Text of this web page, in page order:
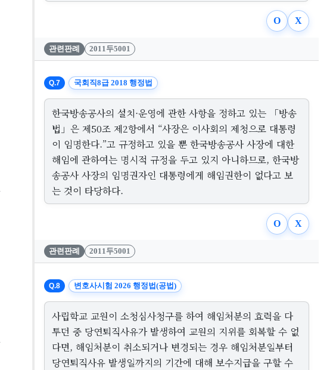
O X
관련판례 2011두5001
Q.7 국회직8급 2018 행정법
한국방송공사의 설치·운영에 관한 사항을 정하고 있는 「방송
법」은 제50조 제2항에서 “사장은 이사회의 제청으로 대통령
이 임명한다.”고 규정하고 있을 뿐 한국방송공사 사장에 대한
해임에 관하여는 명시적 규정을 두고 있지 아니하므로, 한국방
송공사 사장의 임명권자인 대통령에게 해임권한이 없다고 보
는 것이 타당하다.
O X
관련판례 2011두5001
Q.8 변호사시험 2026 행정법(공법)
사립학교 교원이 소청심사청구를 하여 해임처분의 효력을 다
투던 중 당연퇴직사유가 발생하여 교원의 지위를 회복할 수 없
다면, 해임처분이 취소되거나 변경되는 경우 해임처분일부터
당연퇴직사유 발생일까지의 기간에 대해 보수지급을 구할 수